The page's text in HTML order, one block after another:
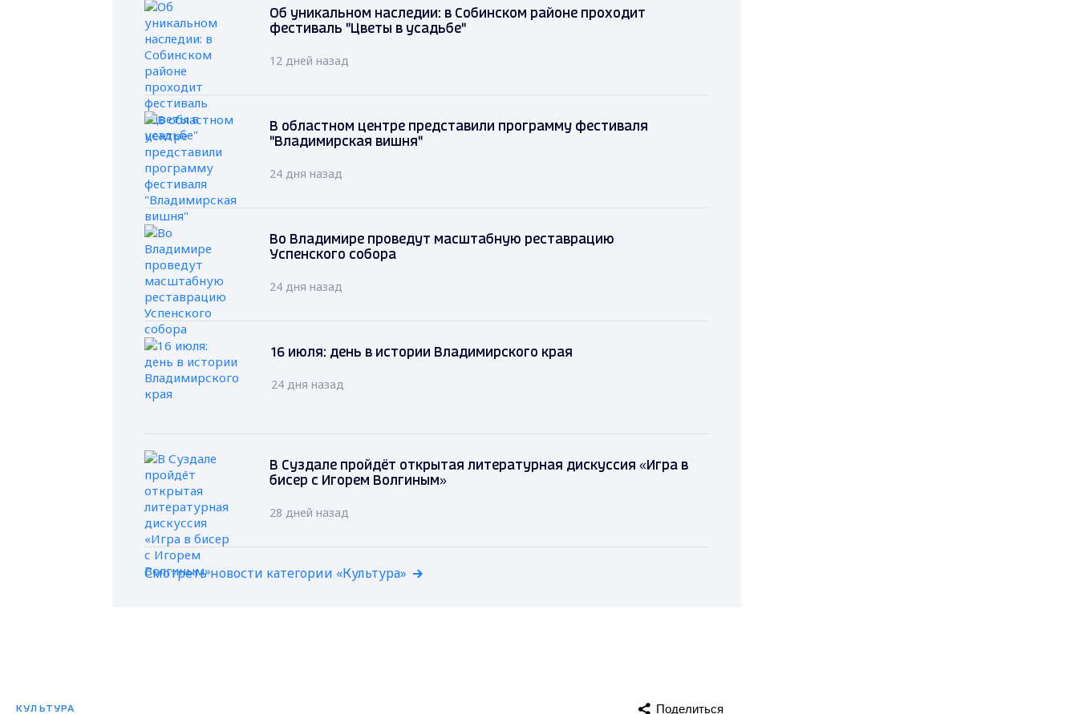
Об уникальном наследии: в Собинском районе проходит
фестиваль "Цветы в усадьбе"
12 дней назад
В областном центре представили программу фестиваля
"Владимирская вишня"
24 дня назад
Во Владимире проведут масштабную реставрацию
Успенского собора
24 дня назад
16 июля: день в истории Владимирского края
24 дня назад
В Суздале пройдёт открытая литературная дискуссия «Игра в
бисер с Игорем Волгиным»
28 дней назад
Смотреть новости категории «Культура»
КУЛЬТУРА Поделиться